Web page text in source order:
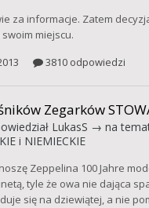
za informacje. Zatem
miejscu.
3810 odpowiedzi
Zegarków
LukasS → na
i NIEMIECKIE
Zeppelina 100 Jahre
tyle że owa nie dająca
się na dziewiątej, a nie